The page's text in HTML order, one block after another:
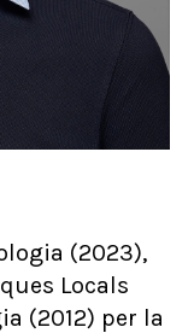
(2023),
Locals
(2012) per la